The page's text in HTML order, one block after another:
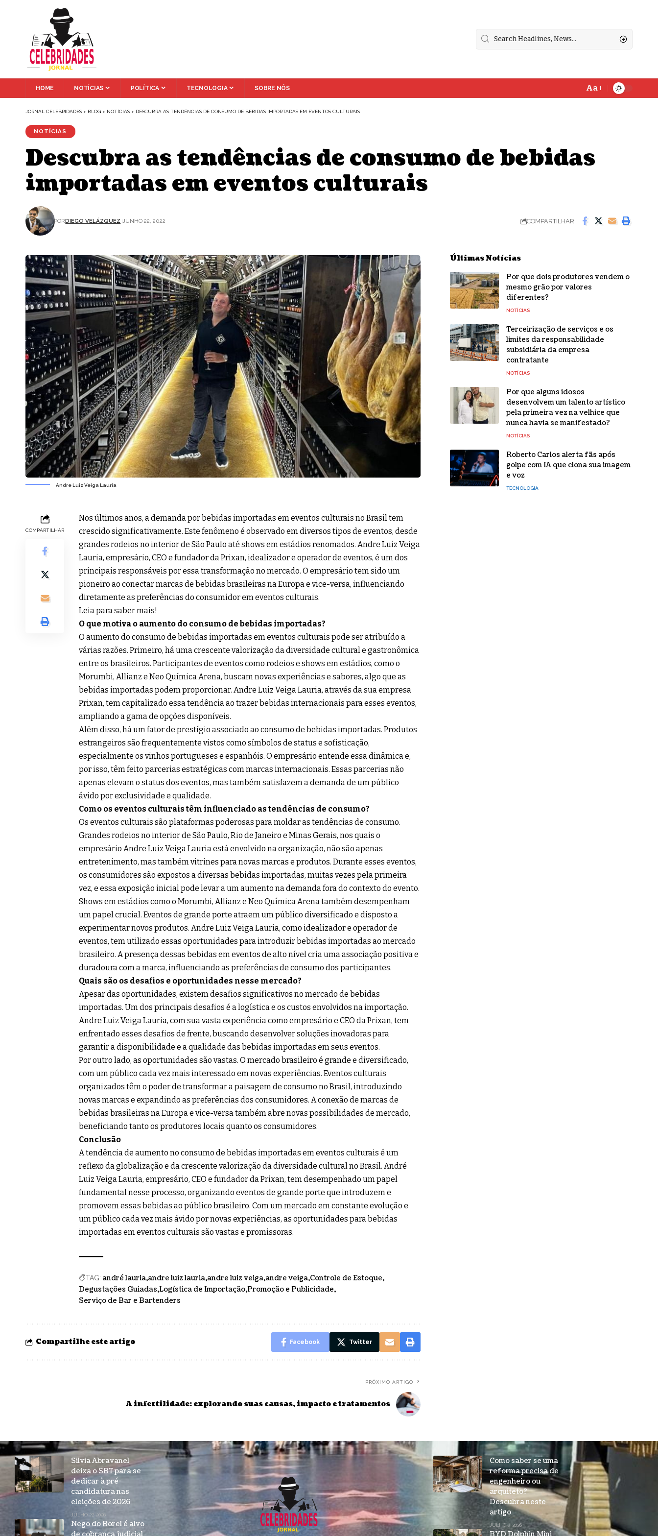
HOME NOTÍCIAS POLÍTICA TECNOLOGIA SOBRE NÓS Aa
JORNAL CELEBRIDADES > BLOG > NOTÍCIAS > DESCUBRA AS TENDÊNCIAS DE CONSUMO DE BEBIDAS IMPORTADAS EM EVENTOS CULTURAIS
NOTÍCIAS
Descubra as tendências de consumo de bebidas
importadas em eventos culturais
PORDIEGO VELÁZQUEZ JUNHO 22, 2022 COMPARTILHAR
Andre Luiz Veiga Lauria
COMPARTILHAR
Nos últimos anos, a demanda por bebidas importadas em eventos culturais no Brasil tem
crescido significativamente. Este fenômeno é observado em diversos tipos de eventos, desde
grandes rodeios no interior de São Paulo até shows em estádios renomados. Andre Luiz Veiga
Lauria, empresário, CEO e fundador da Prixan, idealizador e operador de eventos, é um dos
principais responsáveis por essa transformação no mercado. O empresário tem sido um
pioneiro ao conectar marcas de bebidas brasileiras na Europa e vice-versa, influenciando
diretamente as preferências do consumidor em eventos culturais.
Leia para saber mais!
O que motiva o aumento do consumo de bebidas importadas?
O aumento do consumo de bebidas importadas em eventos culturais pode ser atribuído a
várias razões. Primeiro, há uma crescente valorização da diversidade cultural e gastronômica
entre os brasileiros. Participantes de eventos como rodeios e shows em estádios, como o
Morumbi, Allianz e Neo Química Arena, buscam novas experiências e sabores, algo que as
bebidas importadas podem proporcionar. Andre Luiz Veiga Lauria, através da sua empresa
Prixan, tem capitalizado essa tendência ao trazer bebidas internacionais para esses eventos,
ampliando a gama de opções disponíveis.
Além disso, há um fator de prestígio associado ao consumo de bebidas importadas. Produtos
estrangeiros são frequentemente vistos como símbolos de status e sofisticação,
especialmente os vinhos portugueses e espanhóis. O empresário entende essa dinâmica e,
por isso, têm feito parcerias estratégicas com marcas internacionais. Essas parcerias não
apenas elevam o status dos eventos, mas também satisfazem a demanda de um público
ávido por exclusividade e qualidade.
Como os eventos culturais têm influenciado as tendências de consumo?
Os eventos culturais são plataformas poderosas para moldar as tendências de consumo.
Grandes rodeios no interior de São Paulo, Rio de Janeiro e Minas Gerais, nos quais o
empresário Andre Luiz Veiga Lauria está envolvido na organização, não são apenas
entretenimento, mas também vitrines para novas marcas e produtos. Durante esses eventos,
os consumidores são expostos a diversas bebidas importadas, muitas vezes pela primeira
vez, e essa exposição inicial pode levar a um aumento na demanda fora do contexto do evento.
Shows em estádios como o Morumbi, Allianz e Neo Química Arena também desempenham
um papel crucial. Eventos de grande porte atraem um público diversificado e disposto a
experimentar novos produtos. Andre Luiz Veiga Lauria, como idealizador e operador de
eventos, tem utilizado essas oportunidades para introduzir bebidas importadas ao mercado
brasileiro. A presença dessas bebidas em eventos de alto nível cria uma associação positiva e
duradoura com a marca, influenciando as preferências de consumo dos participantes.
Quais são os desafios e oportunidades nesse mercado?
Apesar das oportunidades, existem desafios significativos no mercado de bebidas
importadas. Um dos principais desafios é a logística e os custos envolvidos na importação.
Andre Luiz Veiga Lauria, com sua vasta experiência como empresário e CEO da Prixan, tem
enfrentado esses desafios de frente, buscando desenvolver soluções inovadoras para
garantir a disponibilidade e a qualidade das bebidas importadas em seus eventos.
Por outro lado, as oportunidades são vastas. O mercado brasileiro é grande e diversificado,
com um público cada vez mais interessado em novas experiências. Eventos culturais
organizados têm o poder de transformar a paisagem de consumo no Brasil, introduzindo
novas marcas e expandindo as preferências dos consumidores. A conexão de marcas de
bebidas brasileiras na Europa e vice-versa também abre novas possibilidades de mercado,
beneficiando tanto os produtores locais quanto os consumidores.
Conclusão
A tendência de aumento no consumo de bebidas importadas em eventos culturais é um
reflexo da globalização e da crescente valorização da diversidade cultural no Brasil. André
Luiz Veiga Lauria, empresário, CEO e fundador da Prixan, tem desempenhado um papel
fundamental nesse processo, organizando eventos de grande porte que introduzem e
promovem essas bebidas ao público brasileiro. Com um mercado em constante evolução e
um público cada vez mais ávido por novas experiências, as oportunidades para bebidas
importadas em eventos culturais são vastas e promissoras.
TAG: andré lauria andre luiz lauria andre luiz veiga andre veiga Controle de Estoque
Degustações Guiadas Logística de Importação Promoção e Publicidade
Serviço de Bar e Bartenders
Compartilhe este artigo Facebook Twitter
PRÓXIMO ARTIGO
A infertilidade: explorando suas causas, impacto e tratamentos
Últimas Notícias
Por que dois produtores vendem o
mesmo grão por valores
diferentes?
NOTÍCIAS
Terceirização de serviços e os
limites da responsabilidade
subsidiária da empresa
contratante
NOTÍCIAS
Por que alguns idosos
desenvolvem um talento artístico
pela primeira vez na velhice que
nunca havia se manifestado?
NOTÍCIAS
Roberto Carlos alerta fãs após
golpe com IA que clona sua imagem
e voz
TECNOLOGIA
Silvia Abravanel
deixa o SBT para se
dedicar à pré-
candidatura nas
eleições de 2026
JULHO 27, 2026
Nego do Borel é alvo
Como saber se uma
reforma precisa de
engenheiro ou
arquiteto?
Descubra neste
artigo
JULHO 7, 2026